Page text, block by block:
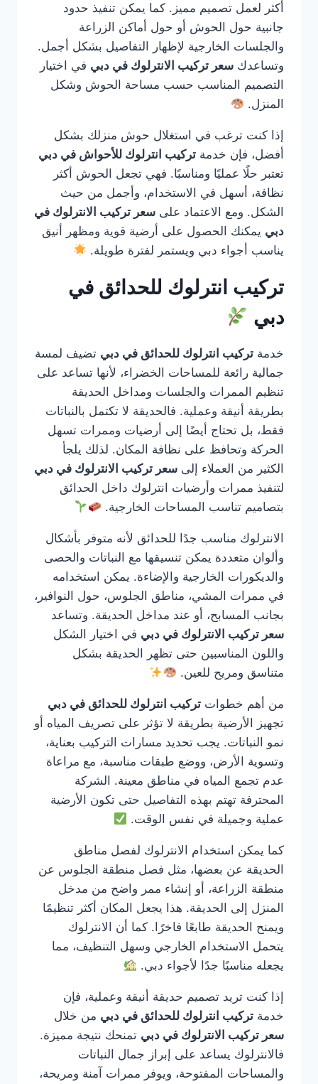
أكثر لعمل تصميم مميز. كما يمكن تنفيذ حدود
جانبية حول الحوش أو حول أماكن الزراعة
والجلسات الخارجية لإظهار التفاصيل بشكل أجمل.
وتساعدك سعر تركيب الانترلوك في دبي في اختيار
التصميم المناسب حسب مساحة الحوش وشكل
المنزل.
إذا كنت ترغب في استغلال حوش منزلك بشكل
أفضل، فإن خدمة تركيب انترلوك للأحواش في دبي
تعتبر حلًا عمليًا ومناسبًا. فهي تجعل الحوش أكثر
نظافة، أسهل في الاستخدام، وأجمل من حيث
الشكل. ومع الاعتماد على سعر تركيب الانترلوك في
دبي يمكنك الحصول على أرضية قوية ومظهر أنيق
يناسب أجواء دبي ويستمر لفترة طويلة.
تركيب انترلوك للحدائق في
دبي
خدمة تركيب انترلوك للحدائق في دبي تضيف لمسة
جمالية رائعة للمساحات الخضراء، لأنها تساعد على
تنظيم الممرات والجلسات ومداخل الحديقة
بطريقة أنيقة وعملية. فالحديقة لا تكتمل بالنباتات
فقط، بل تحتاج أيضًا إلى أرضيات وممرات تسهل
الحركة وتحافظ على نظافة المكان. لذلك يلجأ
الكثير من العملاء إلى سعر تركيب الانترلوك في دبي
لتنفيذ ممرات وأرضيات انترلوك داخل الحدائق
بتصاميم تناسب المساحات الخارجية.
الانترلوك مناسب جدًا للحدائق لأنه متوفر بأشكال
وألوان متعددة يمكن تنسيقها مع النباتات والحصى
والديكورات الخارجية والإضاءة. يمكن استخدامه
في ممرات المشي، مناطق الجلوس، حول النوافير،
بجانب المسابح، أو عند مداخل الحديقة. وتساعد
سعر تركيب الانترلوك في دبي في اختيار الشكل
واللون المناسبين حتى تظهر الحديقة بشكل
متناسق ومريح للعين.
من أهم خطوات تركيب انترلوك للحدائق في دبي
تجهيز الأرضية بطريقة لا تؤثر على تصريف المياه أو
نمو النباتات. يجب تحديد مسارات التركيب بعناية،
وتسوية الأرض، ووضع طبقات مناسبة، مع مراعاة
عدم تجمع المياه في مناطق معينة. الشركة
المحترفة تهتم بهذه التفاصيل حتى تكون الأرضية
عملية وجميلة في نفس الوقت.
كما يمكن استخدام الانترلوك لفصل مناطق
الحديقة عن بعضها، مثل فصل منطقة الجلوس عن
منطقة الزراعة، أو إنشاء ممر واضح من مدخل
المنزل إلى الحديقة. هذا يجعل المكان أكثر تنظيمًا
ويمنح الحديقة طابعًا فاخرًا. كما أن الانترلوك
يتحمل الاستخدام الخارجي وسهل التنظيف، مما
يجعله مناسبًا جدًا لأجواء دبي.
إذا كنت تريد تصميم حديقة أنيقة وعملية، فإن
خدمة تركيب انترلوك للحدائق في دبي من خلال
سعر تركيب الانترلوك في دبي تمنحك نتيجة مميزة.
فالانترلوك يساعد على إبراز جمال النباتات
والمساحات المفتوحة، ويوفر ممرات آمنة ومريحة،